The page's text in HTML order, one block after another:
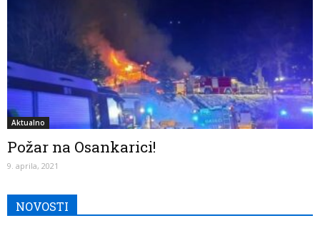
Aktualno
Požar na Osankarici!
9. aprila, 2021
NOVOSTI